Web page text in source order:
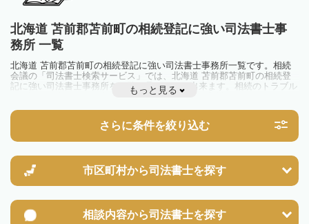
北海道 苫前郡苫前町の相続登記に強い司法書士事
務所 一覧
北海道 苫前郡苫前町の相続登記に強い司法書士事務所一覧です。相続
会議の「司法書士検索サービス」では、北海道 苫前郡苫前町の相続登
記に強い司法書士事務所を一覧で見ることが出来ます。相続のトラブル
やお悩みを抱えている方は一度近隣の司法書士に相談してみましょう。
不動産を相続した場合、相続を知った日から3年以内に登記しないと、
10万円以下の過料が科せられるため、速やかな手続きが必要です。義務
化前の相続も対象となるため注意しましょう。
す。その他の相続手続きも任せることが可能です。
また、義務化に伴い、相続人申告登記制度が創設されました。遺産分割
の話し合いがまとまらず登記できない場合は、この制度の活用を検討し
もっと見る
さらに条件を絞り込む
市区町村から司法書士を探す
相談内容から司法書士を探す